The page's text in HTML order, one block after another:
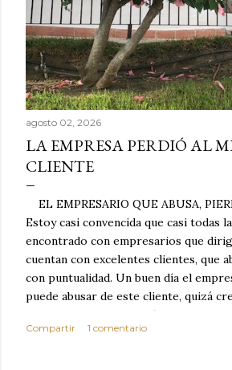
agosto 02, 2026
LA EMPRESA PERDIÓ AL
CLIENTE
EL EMPRESARIO QUE ABUSA,
Estoy casi convencida que casi todas
encontrado con empresarios que
cuentan con excelentes clientes, que
con puntualidad. Un buen día el
puede abusar de este cliente, quizá
dinero porque la mayoría de los otros
tarde y en ocasiones ni abonan los
Compartir 1 comentario